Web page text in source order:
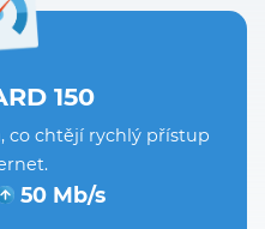
150
co chtějí rychlý přístup
50 Mb/s